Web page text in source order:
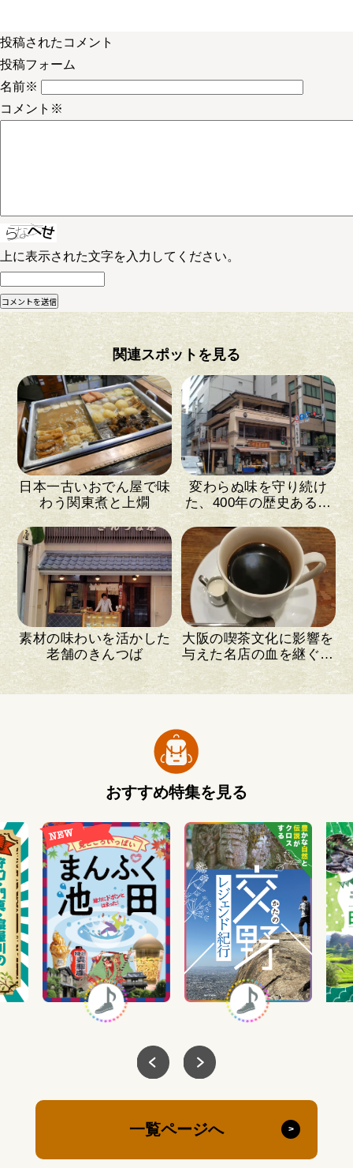
投稿されたコメント
投稿フォーム
名前※
コメント ※
上に表示された文字を入力してください。
関連スポットを見る
日本一古いおでん屋で味
わう関東煮と上燗
変わらぬ味を守り続け
た、400年の歴史ある和
菓子店
素材の味わいを活かした
老舗のきんつば
大阪の喫茶文化に影響を
与えた名店の血を継ぐ喫
茶店
おすすめ特集を見る
一覧ページへ